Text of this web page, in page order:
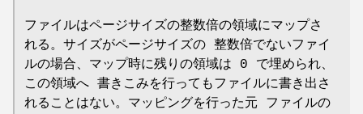
ファイルはページサイズの整数倍の領域にマップさ
れる。サイズがページサイズの 整数倍でないファイ
ルの場合、マップ時に残りの領域は 0 で埋められ、
この領域へ 書きこみを行ってもファイルに書き出さ
れることはない。マッピングを行った元 ファイルの